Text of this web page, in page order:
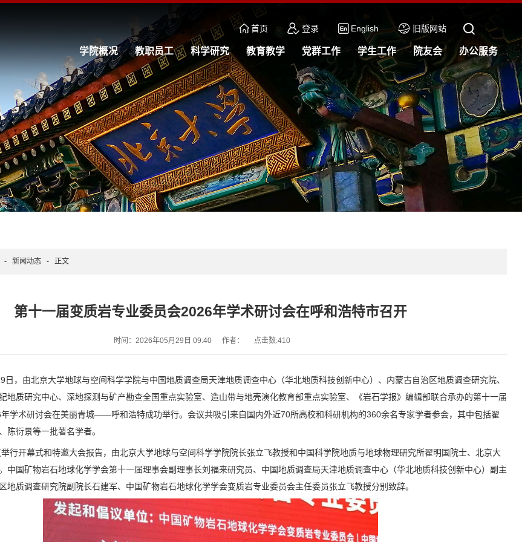
首页 登录 English 旧版网站
学院概况 教职员工 科学研究 教育教学 党群工作 学生工作 院友会 办公服务
- 新闻动态 - 正文
第十一届变质岩专业委员会2026年学术研讨会在呼和浩特市召开
时间：2026年05月29日 09:40 作者： 点击数:410
日，由北京大学地球与空间科学学院与中国地质调查局天津地质调查中心（华北地质科技创新中心）、内蒙古自治区地质调查研究院、
地质研究中心、深地探测与矿产勘查全国重点实验室、造山带与地壳演化教育部重点实验室、《岩石学报》编辑部联合承办的第十一届
年学术研讨会在美丽青城——呼和浩特成功举行。会议共吸引来自国内外近70所高校和科研机构的360余名专家学者参会，其中包括翟
陈衍景等一批著名学者。
举行开幕式和特邀大会报告，由北京大学地球与空间科学学院院长张立飞教授和中国科学院地质与地球物理研究所翟明国院士、北京大
中国矿物岩石地球化学学会第十一届理事会副理事长刘福来研究员、中国地质调查局天津地质调查中心（华北地质科技创新中心）副主
地质调查研究院副院长石建军、中国矿物岩石地球化学学会变质岩专业委员会主任委员张立飞教授分别致辞。